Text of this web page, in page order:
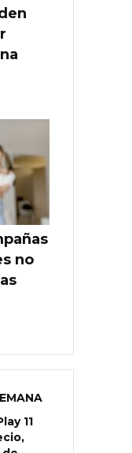
no
11